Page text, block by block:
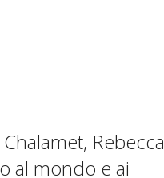
Rebecca
al mondo e ai